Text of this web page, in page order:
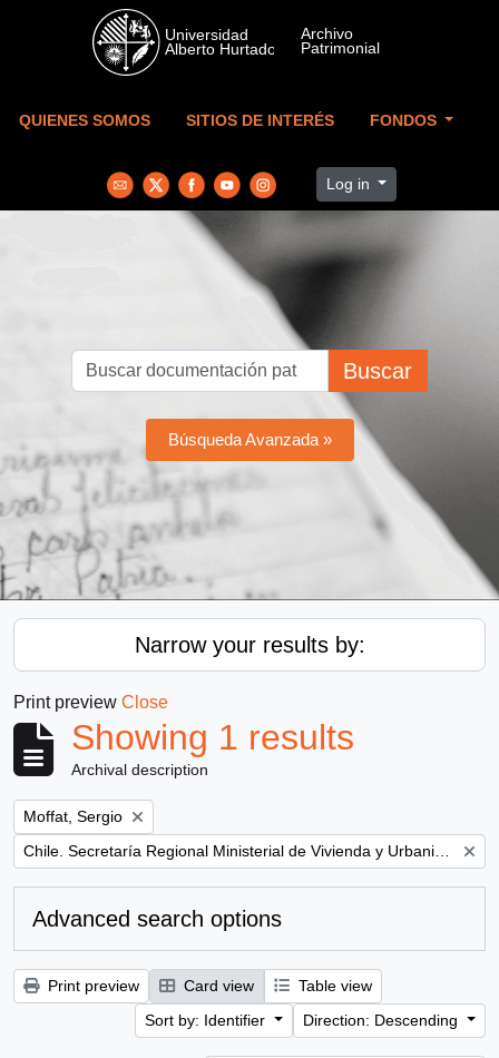
Skip to main content
QUIENES SOMOS SITIOS DE INTERÉS FONDOS
Log in
Buscar
Búsqueda Avanzada »
Narrow your results by:
Print preview Close
Showing 1 results
Archival description
Remove filter:
Moffat, Sergio
Remove filter:
Advanced search options
Print preview Card view
Table view
Sort by: Identifier
Direction: Descending